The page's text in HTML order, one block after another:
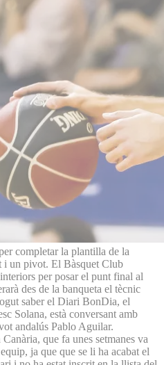
completar la plantilla de la
i un pivot. El Bàsquet Club
per posar el punt final al
des de la banqueta el tècnic
saber el Diari BonDia, el
Solana, està conversant amb
andalús Pablo Aguilar.
que fa unes setmanes va
ja que que se li ha acabat el